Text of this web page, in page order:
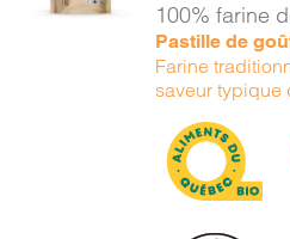
100% farine
Pastille de
Farine
saveur typique